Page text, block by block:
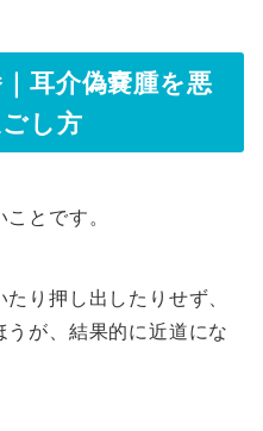
耳介偽嚢腫を悪
し方
とです。
り押し出したりせず、
が、結果的に近道にな